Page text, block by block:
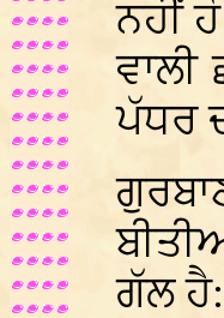
ਨਹੀਂ
ਵਾਲੀ
ਪੱਧਰ
ਗੱਲ